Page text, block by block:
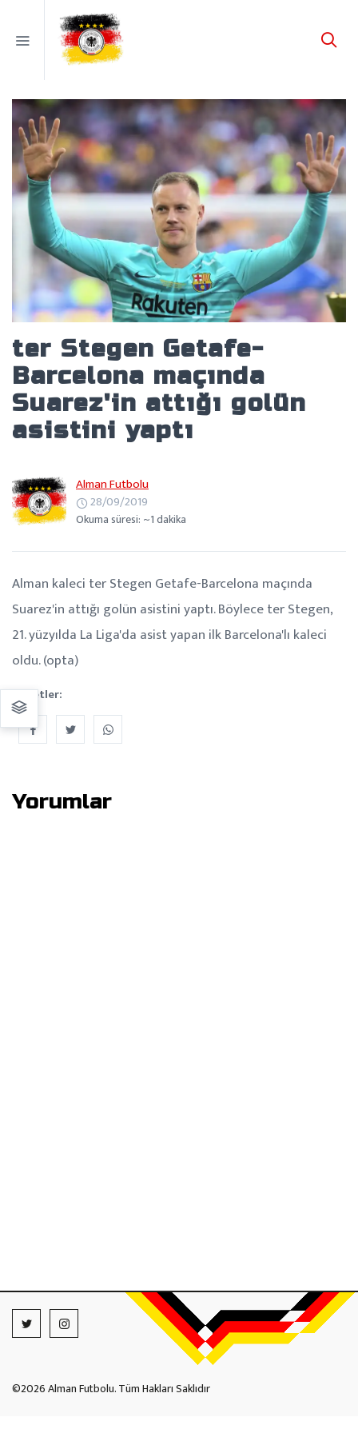
ter Stegen Getafe-
Barcelona maçında
Suarez'in attığı golün
asistini yaptı
Alman Futbolu
28/09/2019
Okuma süresi: ~1 dakika
Alman kaleci ter Stegen Getafe-Barcelona maçında
Suarez'in attığı golün asistini yaptı. Böylece ter Stegen,
21. yüzyılda La Liga'da asist yapan ilk Barcelona'lı kaleci
oldu. (opta)
Etiketler:
Yorumlar
©2026 Alman Futbolu. Tüm Hakları Saklıdır